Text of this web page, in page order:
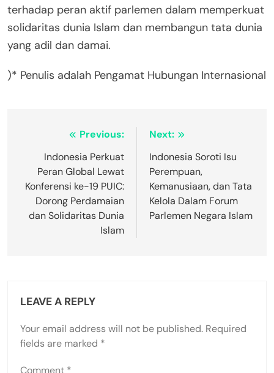
terhadap peran aktif parlemen dalam memperkuat
solidaritas dunia Islam dan membangun tata dunia
yang adil dan damai.
)* Penulis adalah Pengamat Hubungan Internasional
navigation
Previous:
Indonesia Perkuat
Peran Global Lewat
Konferensi ke-19 PUIC:
Dorong Perdamaian
dan Solidaritas Dunia
Islam
Next:
Indonesia Soroti Isu
Perempuan,
Kemanusiaan, dan Tata
Kelola Dalam Forum
Parlemen Negara Islam
LEAVE A REPLY
Your email address will not be published. Required
fields are marked *
Comment *